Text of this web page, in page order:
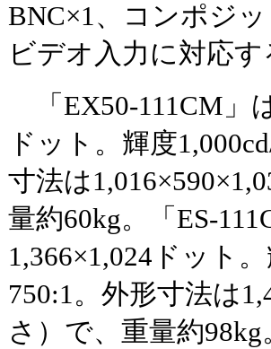
BNC×1、コンポジ
ビデオ入力に対応す
「EX50-111CM」
ドット。輝度
寸法は
量約60kg。「ES-
1,366×1,024ドット
750:1。外形寸法は
さ）で、重量約98kg